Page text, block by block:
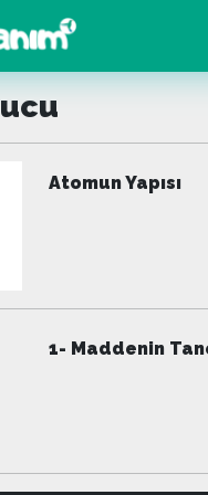
Atomun Yapısı
1- Maddenin